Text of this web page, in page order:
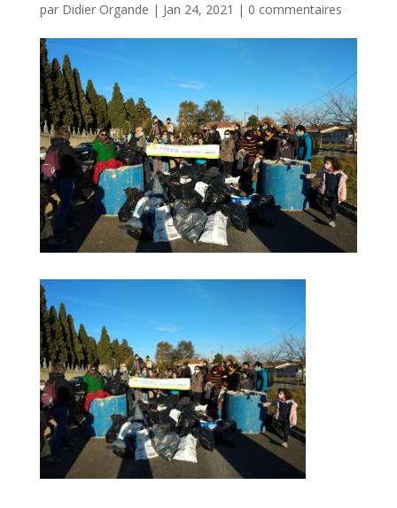
par Didier Organde | Jan 24, 2021 | 0 commentaires